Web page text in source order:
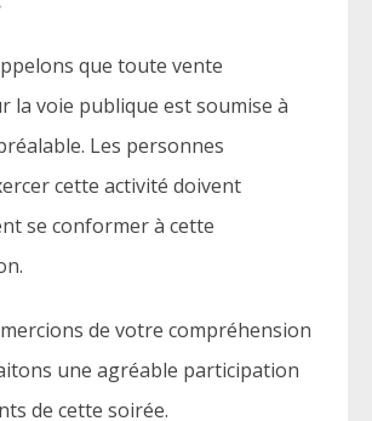
que toute vente
la voie publique est soumise à
Les personnes
cette activité doivent
se conformer à cette
de votre compréhension
une agréable participation
de cette soirée.